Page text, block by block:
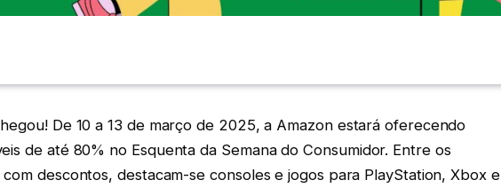
De 10 a 13 de março de 2025, a Amazon estará oferecendo
de até 80% no Esquenta da Semana do Consumidor. Entre os
descontos, destacam-se consoles e jogos para PlayStation, Xbox e